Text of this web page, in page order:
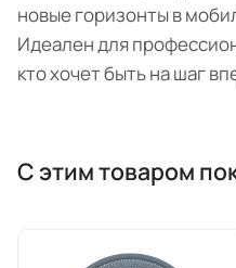
новые горизонты в
Идеален для
кто хочет быть на шаг
С этим товаром